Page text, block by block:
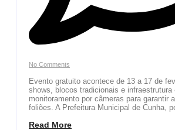
No Comments
Evento gratuito acontece de 13 a 17 de
shows, blocos tradicionais e infraestrutura
monitoramento por câmeras para garantir
foliões. A Prefeitura Municipal de Cunha,
Read More